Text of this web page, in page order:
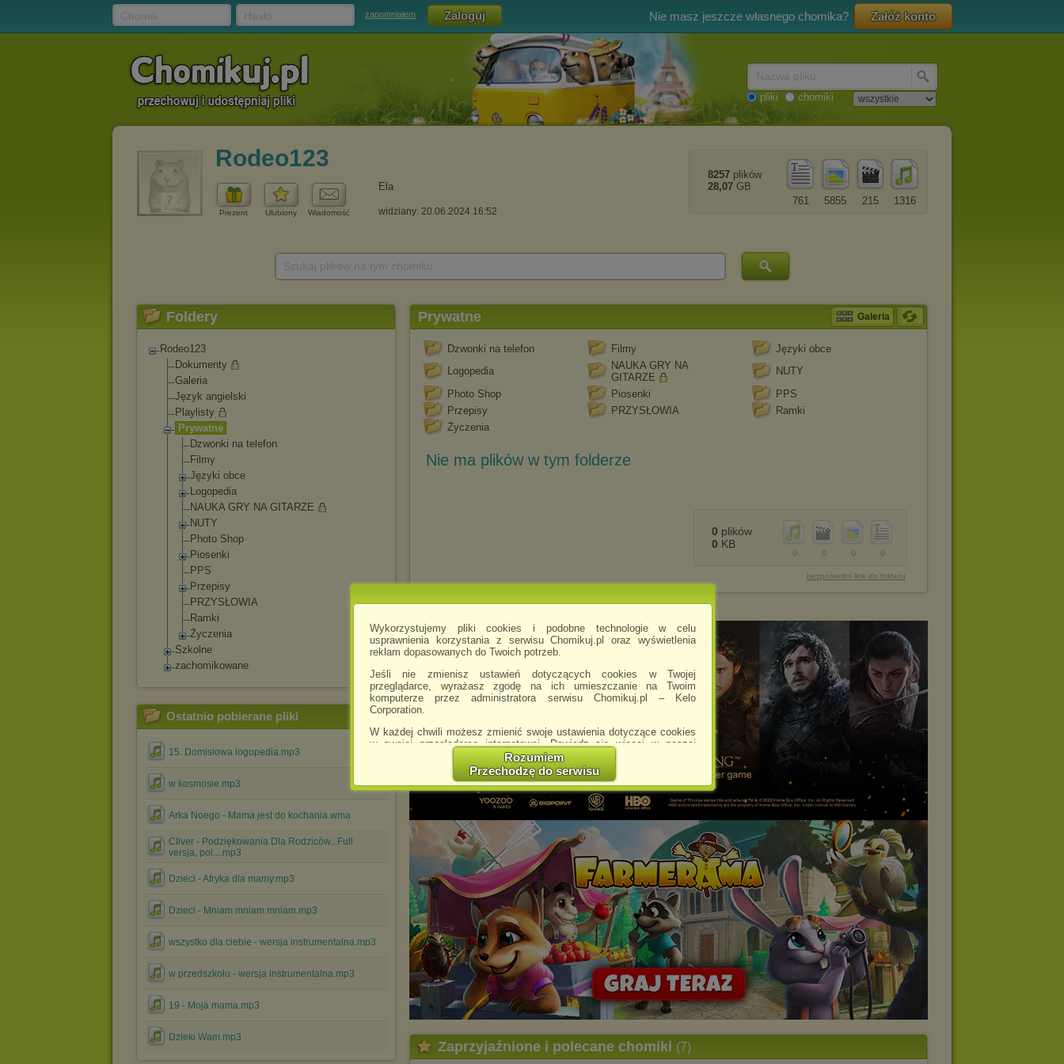
Wykorzystujemy pliki cookies i podobne technologie w celu
usprawnienia korzystania z serwisu Chomikuj.pl oraz wyświetlenia
reklam dopasowanych do Twoich potrzeb.
Jeśli nie zmienisz ustawień dotyczących cookies w Twojej
przeglądarce, wyrażasz zgodę na ich umieszczanie na Twoim
komputerze przez administratora serwisu Chomikuj.pl – Kelo
Corporation.
W każdej chwili możesz zmienić swoje ustawienia dotyczące cookies
w swojej przeglądarce internetowej. Dowiedz się więcej w naszej
http://chomikuj.pl/PolitykaPrywatnosci.aspx
Jednocześnie informujemy że zmiana ustawień przeglądarki może
spowodować ograniczenie korzystania ze strony Chomikuj.pl.
W przypadku braku twojej zgody na akceptację cookies niestety
prosimy o opuszczenie serwisu chomikuj.pl.
Wykorzystanie plików cookies
przez
Zaufanych Partnerów
(dostosowanie reklam do Twoich potrzeb, analiza skuteczności działań
Wyrażenie sprzeciwu spowoduje, że wyświetlana Ci reklama nie
będzie dopasowana do Twoich preferencji, a będzie to reklama
wyświetlona przypadkowo.
Istnieje możliwość zmiany ustawień przeglądarki internetowej w
sposób uniemożliwiający przechowywanie plików cookies na
urządzeniu końcowym. Można również usunąć pliki cookies,
dokonując odpowiednich zmian w ustawieniach przeglądarki
internetowej.
Pełną informację na ten temat znajdziesz pod adresem
http://chomikuj.pl/PolitykaPrywatnosci.aspx.
Rozumiem
Przechodzę do serwisu
zapomniałem Nie masz jeszcze własnego chomika? Załóż konto
pliki chomiki
Rodeo123
Prezent Ulubiony Wiadomość
Ela
widziany: 20.06.2024 16:52
1316
215
5855
761
8257 plików
28,07 GB
Foldery
Rodeo123
Dokumenty
Galeria
Język angielski
Playlisty
Prywatne
Dzwonki na telefon
Filmy
Języki obce
Logopedia
NAUKA GRY NA GITARZE
NUTY
Photo Shop
Piosenki
PPS
Przepisy
PRZYSŁOWIA
Ramki
Życzenia
Szkolne
zachomikowane
Ostatnio pobierane pliki
15. Domisiowa logopedia.mp3
w kosmosie.mp3
Arka Noego - Mama jest do kochania.wma
Cliver - Podziękowania Dla Rodziców...Full
versja, pol....mp3
Dzieci - Afryka dla mamy.mp3
Dzieci - Mniam mniam mniam.mp3
wszystko dla ciebie - wersja instrumentalna.mp3
w przedszkolu - wersja instrumentalna.mp3
19 - Moja mama.mp3
Dzieki Wam.mp3
Prywatne Galeria
Dzwonki na telefon Filmy
Języki obce
Logopedia
NAUKA GRY NA
GITARZE
NUTY
Photo Shop
Piosenki
PPS
Przepisy
PRZYSŁOWIA
Ramki
Życzenia
Nie ma plików w tym folderze
0
0
0
0
0 plików
0 KB
bezpośredni link do folderu
Zaprzyjaźnione i polecane chomiki (7)